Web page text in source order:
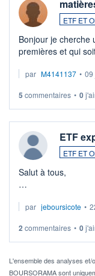
ETF ET
Bonjour je cherche
premières et qui
par M4141137 • 09
5 commentaires • 0
ETF
ETF ET
Salut à tous,
via un ETF plutôt
Idéalement, je
Pour l' ...
par jeboursicote •
2 commentaires • 0
L'ensemble des analyses
BOURSORAMA sont